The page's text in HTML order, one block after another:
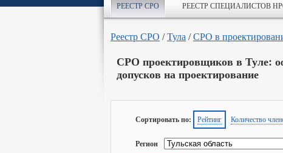
РЕЕСТР СРО РЕЕСТР СПЕЦИАЛИСТОВ
Реестр СРО /Тула /СРО в
СРО проектировщиков в Туле:
допусков на проектирование
Сортировать по: Рейтинг Количество
Регион